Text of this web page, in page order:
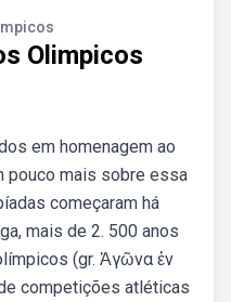
Olimpicos
em homenagem ao
pouco mais sobre essa
começaram há
mais de 2. 500 anos
(gr. Ἀγῶνα ἐν
competições atléticas